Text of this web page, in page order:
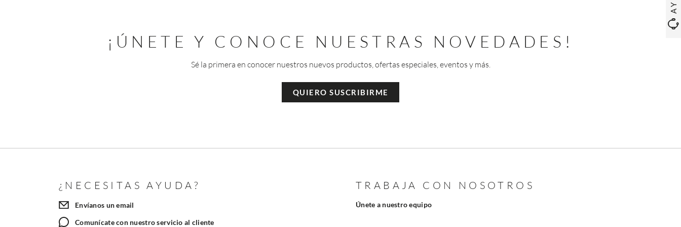
¡ÚNETE Y CONOCE NUESTRAS NOVEDADES!
Sé la primera en conocer nuestros nuevos productos, ofertas especiales, eventos y más.
QUIERO SUSCRIBIRME
¿NECESITAS AYUDA?
Envíanos un email
Comunícate con nuestro servicio al cliente
TRABAJA CON NOSOTROS
Únete a nuestro equipo